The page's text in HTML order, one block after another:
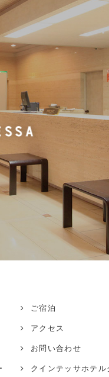
ご宿泊
アクセス
お問い合わせ
クインテッサホテル